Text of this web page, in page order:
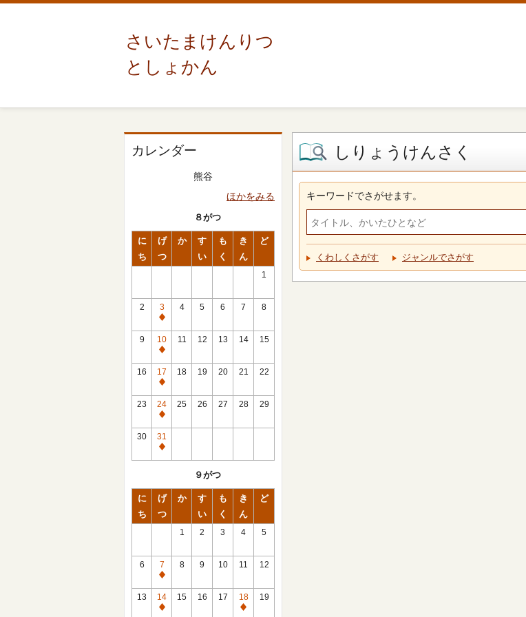
さいたまけんりつ
としょかん
カレンダー
熊谷
ほかをみる
８がつ
に
ち
げ
つ
か
す
い
も
く
き
ん
ど
1
2
3
休
館
日
4 5 6 7 8
9
10
休
館
日
11 12 13 14 15
16
17
休
館
日
18 19 20 21 22
23
24
休
館
日
25 26 27 28 29
30
31
休
９がつ
に
ち
げ
つ
か
す
い
も
く
き
ん
ど
1 2 3 4 5
6
7
休
館
日
8 9 10 11 12
13
14
休
15 16 17
18
休
19
しりょうけんさく
キーワードでさがせます。
くわしくさがす ジャンルでさがす